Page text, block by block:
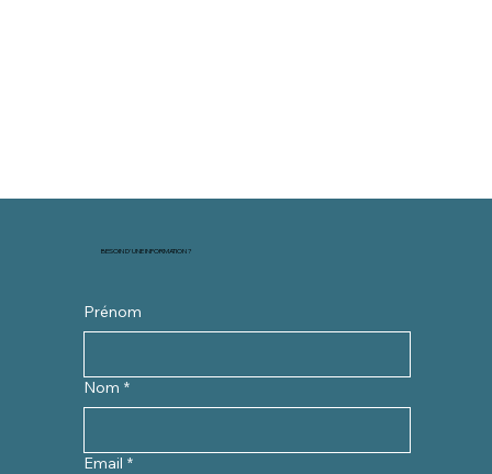
Prénom
Nom *
Email *
BESOIN D'UNE INFORMATION ?